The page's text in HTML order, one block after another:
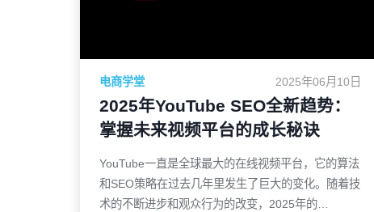
作外链外，竞争对手的外链分析也是一种有效的策
略。借助如Ahrefs和SEMrush等工具，你可以识别竞
争对手的外链来源，从中挖掘出适合自己网站的外链
机会。2. 内容的深度与广度高质量的内容不仅能吸
引读者，还能自然地获得外部链接。深入的文
2025年06月10日
电商学堂
2025年YouTube SEO全新趋势：
掌握未来视频平台的成长秘诀
YouTube一直是全球最大的在线视频平台，它的算法
和SEO策略在过去几年里发生了巨大的变化。随着技
术的不断进步和观众行为的改变，2025年的